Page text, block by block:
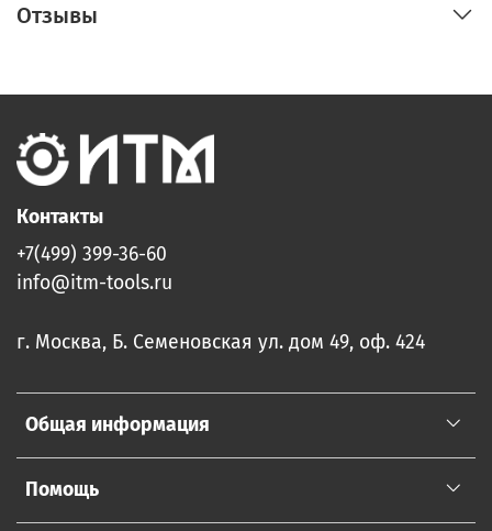
Отзывы
Общая информация
Помощь
Контакты
+7(499) 399-36-60
info@itm-tools.ru
г. Москва, Б. Семеновская ул. дом 49, оф. 424